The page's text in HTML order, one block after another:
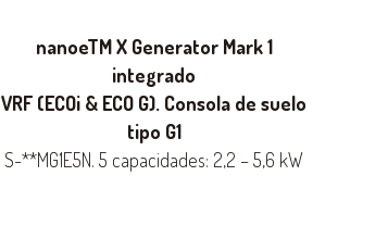
nanoeTM X Generator Mark 1
integrado
VRF (ECOi & ECO G). Consola de suelo
tipo G1
S-**MG1E5N. 5 capacidades: 2,2 – 5,6 kW